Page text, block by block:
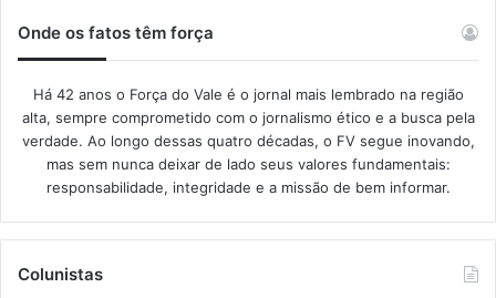
Onde os fatos têm força
Há 42 anos o Força do Vale é o jornal mais lembrado na região
alta, sempre comprometido com o jornalismo ético e a busca pela
verdade. Ao longo dessas quatro décadas, o FV segue inovando,
mas sem nunca deixar de lado seus valores fundamentais:
responsabilidade, integridade e a missão de bem informar.​
Colunistas